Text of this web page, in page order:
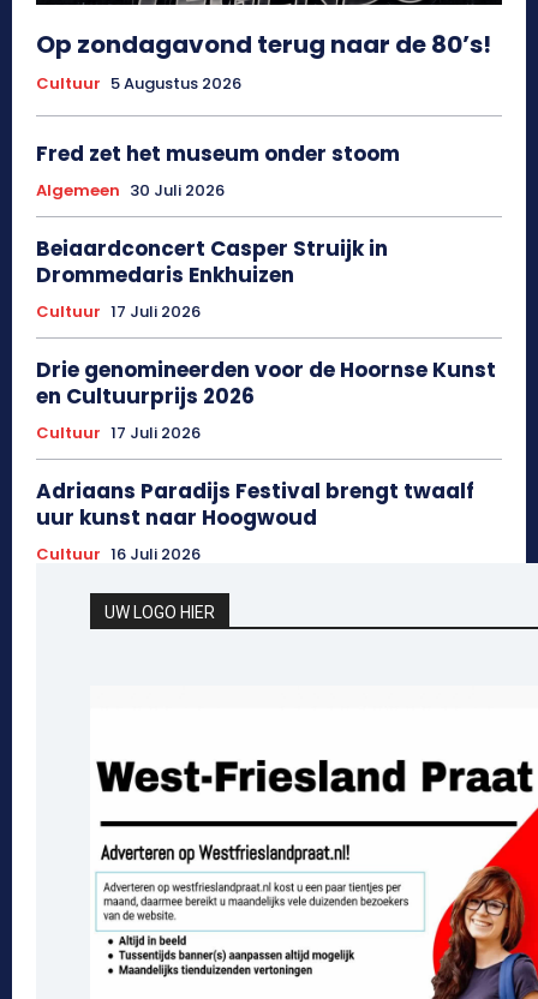
Op zondagavond terug naar de 80’s!
Cultuur 5 Augustus 2026
Fred zet het museum onder stoom
Algemeen 30 Juli 2026
Beiaardconcert Casper Struijk in
Drommedaris Enkhuizen
Cultuur 17 Juli 2026
Drie genomineerden voor de Hoornse Kunst
en Cultuurprijs 2026
Cultuur 17 Juli 2026
Adriaans Paradijs Festival brengt twaalf
uur kunst naar Hoogwoud
Cultuur 16 Juli 2026
UW LOGO HIER